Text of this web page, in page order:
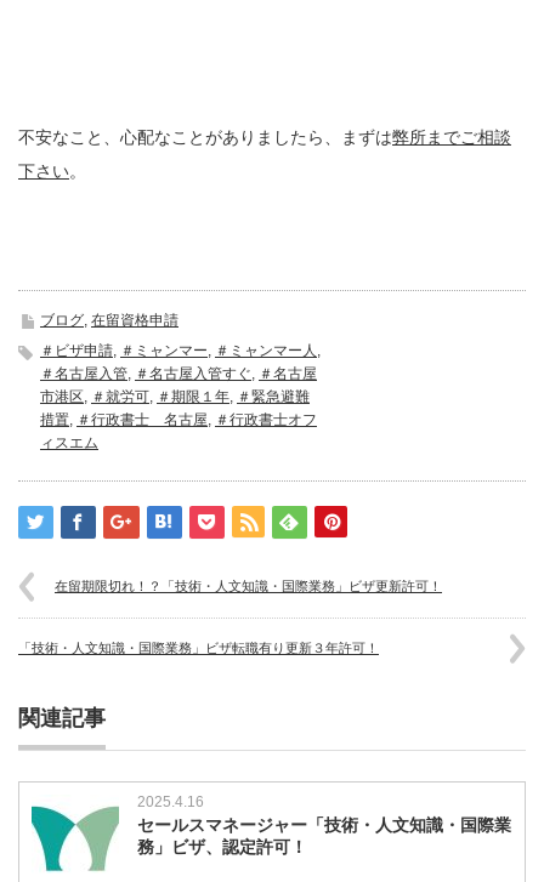
不安なこと、心配なことがありましたら、まずは弊所までご相談
下さい。
ブログ, 在留資格申請
＃ビザ申請, ＃ミャンマー, ＃ミャンマー人 ,
＃名古屋入管, ＃名古屋入管すぐ, ＃名古屋
市港区, ＃就労可, ＃期限１年, ＃緊急避難
措置, ＃行政書士 名古屋, ＃行政書士オフ
ィスエム
在留期限切れ！？「技術・人文知識・国際業務」ビザ更新許可！
「技術・人文知識・国際業務」ビザ転職有り更新３年許可！
関連記事
2025.4.16
セールスマネージャー「技術・人文知識・国際業
務」ビザ、認定許可！